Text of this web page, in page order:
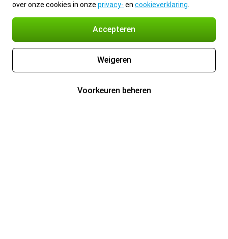
over onze cookies in onze privacy- en cookieverklaring
Accepteren
Weigeren
Voorkeuren beheren